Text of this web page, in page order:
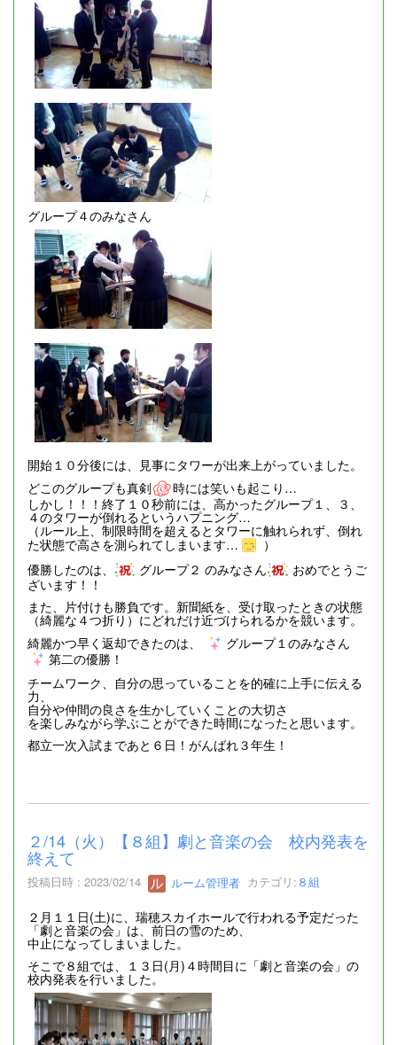
グループ４のみなさん
開始１０分後には、見事にタワーが出来上がっていました。
どこのグループも真剣
時には笑いも起こり…
しかし！！！終了１０秒前には、高かったグループ１、３、
４のタワーが倒れるというハプニング…
（ルール上、制限時間を超えるとタワーに触れられず、倒れ
た状態で高さを測られてしまいます…
）
優勝したのは、
グループ２ のみなさん
おめでとうご
ざいます！！
また、片付けも勝負です。新聞紙を、受け取ったときの状態
（綺麗な４つ折り）にどれだけ近づけられるかを競います。
綺麗かつ早く返却できたのは、
グループ１のみなさん
第二の優勝！
チームワーク、自分の思っていることを的確に上手に伝える
力、
自分や仲間の良さを生かしていくことの大切さ
を楽しみながら学ぶことができた時間になったと思います。
都立一次入試まであと６日！がんばれ３年生！
２/14（火）【８組】劇と音楽の会 校内発表を
終えて
投稿日時 : 2023/02/14 ルーム管理者 カテゴリ: ８組
２月１１日(土)に、瑞穂スカイホールで行われる予定だった
「劇と音楽の会」は、前日の雪のため、
中止になってしまいました。
そこで８組では、１３日(月)４時間目に「劇と音楽の会」の
校内発表を行いました。